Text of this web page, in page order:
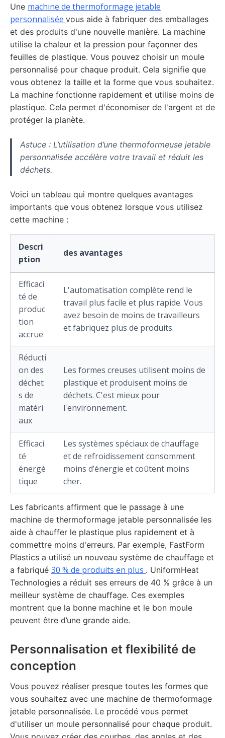
Une machine de thermoformage jetable
personnalisée vous aide à fabriquer des emballages
et des produits d'une nouvelle manière. La machine
utilise la chaleur et la pression pour façonner des
feuilles de plastique. Vous pouvez choisir un moule
personnalisé pour chaque produit. Cela signifie que
vous obtenez la taille et la forme que vous souhaitez.
La machine fonctionne rapidement et utilise moins de
plastique. Cela permet d'économiser de l'argent et de
protéger la planète.
Astuce : L’utilisation d’une thermoformeuse jetable
personnalisée accélère votre travail et réduit les
déchets.
Voici un tableau qui montre quelques avantages
importants que vous obtenez lorsque vous utilisez
cette machine :
Descri
ption
des avantages
Efficaci
té de
produc
tion
accrue
L'automatisation complète rend le
travail plus facile et plus rapide. Vous
avez besoin de moins de travailleurs
et fabriquez plus de produits.
Réducti
on des
déchet
s de
matéri
aux
Les formes creuses utilisent moins de
plastique et produisent moins de
déchets. C'est mieux pour
l'environnement.
Efficaci
té
énergé
tique
Les systèmes spéciaux de chauffage
et de refroidissement consomment
moins d’énergie et coûtent moins
cher.
Les fabricants affirment que le passage à une
machine de thermoformage jetable personnalisée les
aide à chauffer le plastique plus rapidement et à
commettre moins d'erreurs. Par exemple, FastForm
Plastics a utilisé un nouveau système de chauffage et
a fabriqué 30 % de produits en plus . UniformHeat
Technologies a réduit ses erreurs de 40 % grâce à un
meilleur système de chauffage. Ces exemples
montrent que la bonne machine et le bon moule
peuvent être d’une grande aide.
Personnalisation et flexibilité de
conception
Vous pouvez réaliser presque toutes les formes que
vous souhaitez avec une machine de thermoformage
jetable personnalisée. Le procédé vous permet
d'utiliser un moule personnalisé pour chaque produit.